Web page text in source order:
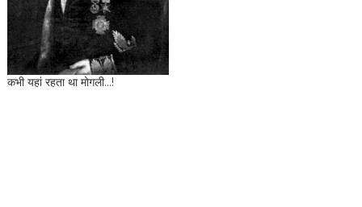
कभी यहां रहता था मोगली...!